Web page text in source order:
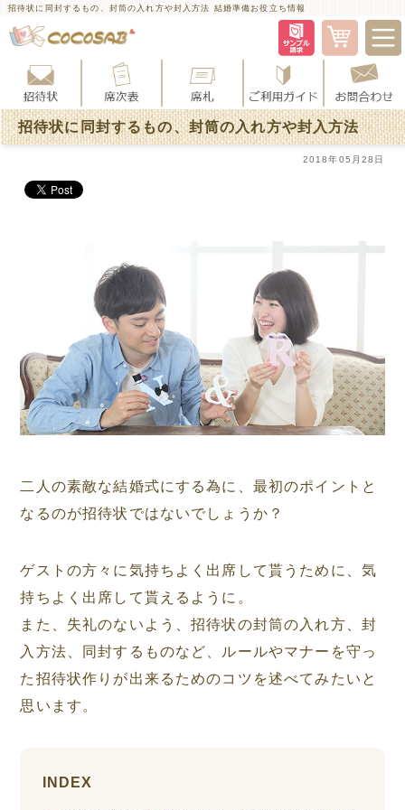
招待状に同封するもの、封筒の入れ方や封入方法 結婚準備お役立ち情報
招待状に同封するもの、封筒の入れ方や封入方法
2018年05月28日
二人の素敵な結婚式にする為に、最初のポイントと
なるのが招待状ではないでしょうか？
ゲストの方々に気持ちよく出席して貰うために、気
持ちよく出席して貰えるように。
また、失礼のないよう、招待状の封筒の入れ方、封
入方法、同封するものなど、ルールやマナーを守っ
た招待状作りが出来るためのコツを述べてみたいと
思います。
INDEX